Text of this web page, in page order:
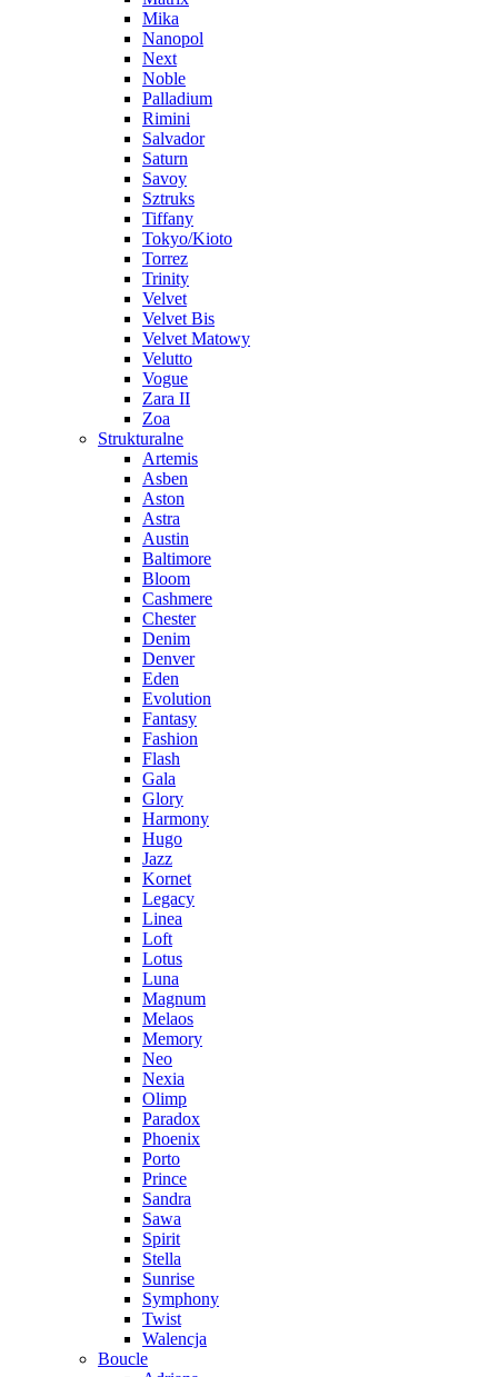
Mika
Nanopol
Next
Noble
Palladium
Rimini
Salvador
Saturn
Savoy
Sztruks
Tiffany
Tokyo/Kioto
Torrez
Trinity
Velvet
Velvet Bis
Velvet Matowy
Velutto
Vogue
Zara II
Zoa
Strukturalne
Artemis
Asben
Aston
Astra
Austin
Baltimore
Bloom
Cashmere
Chester
Denim
Denver
Eden
Evolution
Fantasy
Fashion
Flash
Gala
Glory
Harmony
Hugo
Jazz
Kornet
Legacy
Linea
Loft
Lotus
Luna
Magnum
Melaos
Memory
Neo
Nexia
Olimp
Paradox
Phoenix
Porto
Prince
Sandra
Sawa
Spirit
Stella
Sunrise
Symphony
Twist
Walencja
Boucle